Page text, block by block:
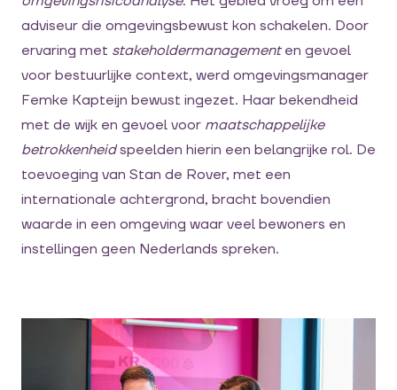
adviseur die omgevingsbewust kon schakelen. Door
ervaring met stakeholdermanagementen gevoel
voor bestuurlijke context, werd omgevingsmanager
Femke Kapteijn bewust ingezet. Haar bekendheid
met de wijk en gevoel voor maatschappelijke
betrokkenheidspeelden hierin een belangrijke rol. De
toevoeging van Stan de Rover, met een
internationale achtergrond, bracht bovendien
waarde in een omgeving waar veel bewoners en
instellingen geen Nederlands spreken.